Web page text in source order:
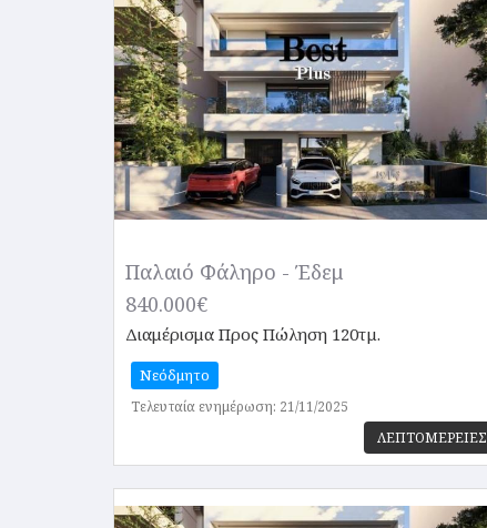
Παλαιό Φάληρο - Έδεμ
840.000€
Διαμέρισμα Προς Πώληση 120τμ.
Νεόδμητο
Τελευταία ενημέρωση: 21/11/2025
ΛΕΠΤΟΜΕΡΕΙΕΣ